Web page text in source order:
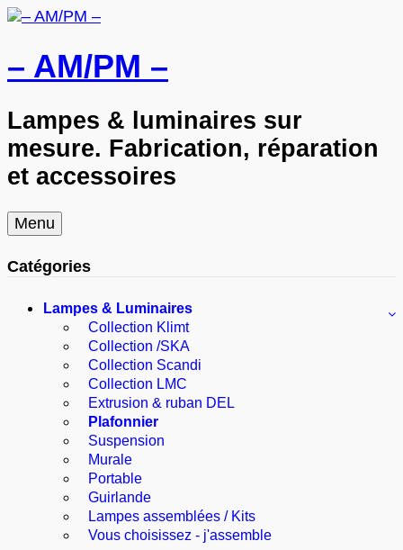
– AM/PM –
Lampes & luminaires sur
mesure. Fabrication, réparation
et accessoires
Menu Skip
to
Catégories
Lampes & Luminaires
Collection Klimt
Collection /SKA
Collection Scandi
Collection LMC
Extrusion & ruban DEL
Plafonnier
Suspension
Murale
Portable
Guirlande
Lampes assemblées / Kits
Vous choisissez - j'assemble